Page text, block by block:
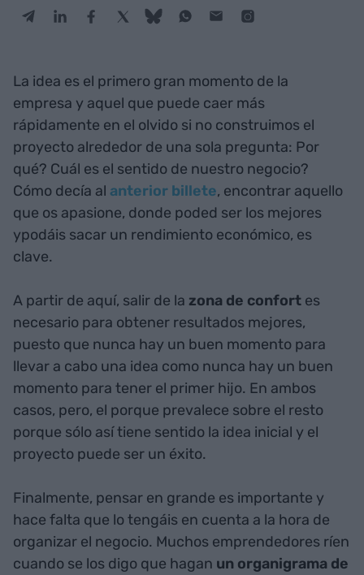
La idea es el primero gran momento de la
empresa y aquel que puede caer más
rápidamente en el olvido si no construimos el
proyecto alrededor de una sola pregunta: Por
qué? Cuál es el sentido de nuestro negocio?
Cómo decía al anterior billete, encontrar aquello
que os apasione, donde poded ser los mejores
ypodáis sacar un rendimiento económico, es
clave.
A partir de aquí, salir de la zona de confort es
necesario para obtener resultados mejores,
puesto que nunca hay un buen momento para
llevar a cabo una idea como nunca hay un buen
momento para tener el primer hijo. En ambos
casos, pero, el porque prevalece sobre el resto
porque sólo así tiene sentido la idea inicial y el
proyecto puede ser un éxito.
Finalmente, pensar en grande es importante y
hace falta que lo tengáis en cuenta a la hora de
organizar el negocio. Muchos emprendedores ríen
cuando se los digo que hagan un organigrama de